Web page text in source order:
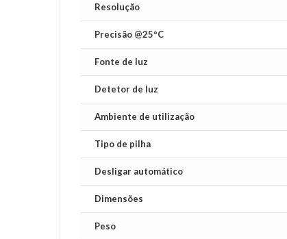
Resolução
Precisão @25ºC
Fonte de luz
Detetor de luz
Ambiente de utilização
Tipo de pilha
Desligar automático
Dimensões
Peso